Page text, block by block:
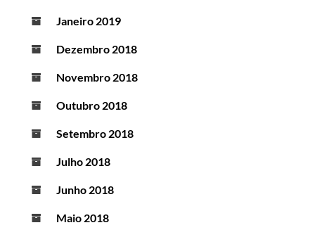
Janeiro 2019
Dezembro 2018
Novembro 2018
Outubro 2018
Setembro 2018
Julho 2018
Junho 2018
Maio 2018